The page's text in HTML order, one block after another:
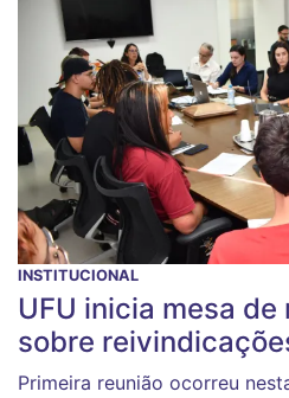
INSTITUCIONAL
UFU inicia mesa
sobre
Primeira reunião ocorreu